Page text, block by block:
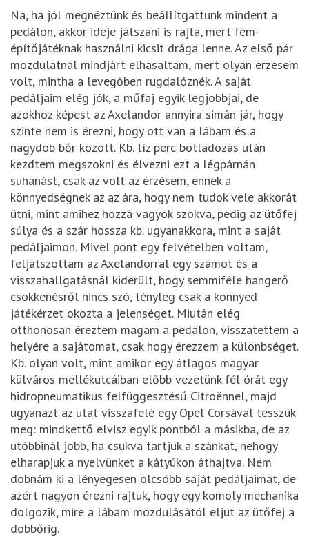
Na, ha jól megnéztünk és beállítgattunk mindent a
pedálon, akkor ideje játszani is rajta, mert fém-
építőjátéknak használni kicsit drága lenne. Az első pár
mozdulatnál mindjárt elhasaltam, mert olyan érzésem
volt, mintha a levegőben rugdalóznék. A saját
pedáljaim elég jók, a műfaj egyik legjobbjai, de
azokhoz képest az Axelandor annyira simán jár, hogy
szinte nem is érezni, hogy ott van a lábam és a
nagydob bőr között. Kb. tíz perc botladozás után
kezdtem megszokni és élvezni ezt a légpárnán
suhanást, csak az volt az érzésem, ennek a
könnyedségnek az az ára, hogy nem tudok vele akkorát
ütni, mint amihez hozzá vagyok szokva, pedig az ütőfej
súlya és a szár hossza kb. ugyanakkora, mint a saját
pedáljaimon. Mivel pont egy felvételben voltam,
feljátszottam az Axelandorral egy számot és a
visszahallgatásnál kiderült, hogy semmiféle hangerő
csökkenésről nincs szó, tényleg csak a könnyed
játékérzet okozta a jelenséget. Miután elég
otthonosan éreztem magam a pedálon, visszatettem a
helyére a sajátomat, csak hogy érezzem a különbséget.
Kb. olyan volt, mint amikor egy átlagos magyar
külváros mellékutcáiban előbb vezetünk fél órát egy
hidropneumatikus felfüggesztésű Citroënnel, majd
ugyanazt az utat visszafelé egy Opel Corsával tesszük
meg: mindkettő elvisz egyik pontból a másikba, de az
utóbbinál jobb, ha csukva tartjuk a szánkat, nehogy
elharapjuk a nyelvünket a kátyúkon áthajtva. Nem
dobnám ki a lényegesen olcsóbb saját pedáljaimat, de
azért nagyon érezni rajtuk, hogy egy komoly mechanika
dolgozik, mire a lábam mozdulásától eljut az ütőfej a
dobbőrig.